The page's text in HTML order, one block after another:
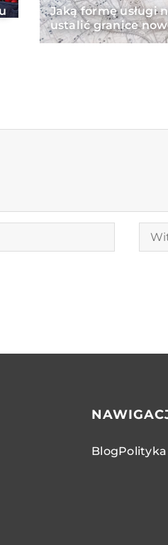
Jaką formę usługi
ustalić granice
Blog